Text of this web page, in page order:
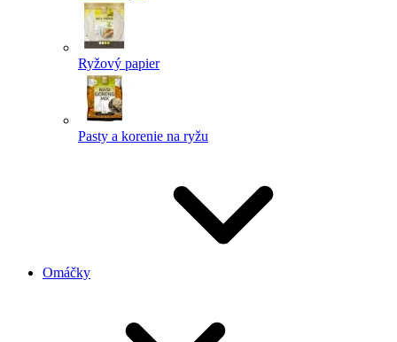
Ryžový papier
Pasty a korenie na ryžu
Omáčky